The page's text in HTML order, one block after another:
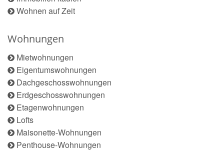
Wohnen auf Zeit
Wohnungen
Mietwohnungen
Eigentumswohnungen
Dachgeschosswohnungen
Erdgeschosswohnungen
Etagenwohnungen
Lofts
Maisonette-Wohnungen
Penthouse-Wohnungen